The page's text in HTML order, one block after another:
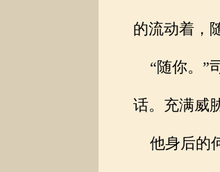
的流动着，
“随你。”
话。充满威
他身后的